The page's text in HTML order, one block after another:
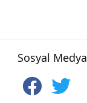
Sosyal Medya